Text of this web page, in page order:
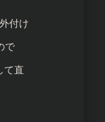
付け
で
て直